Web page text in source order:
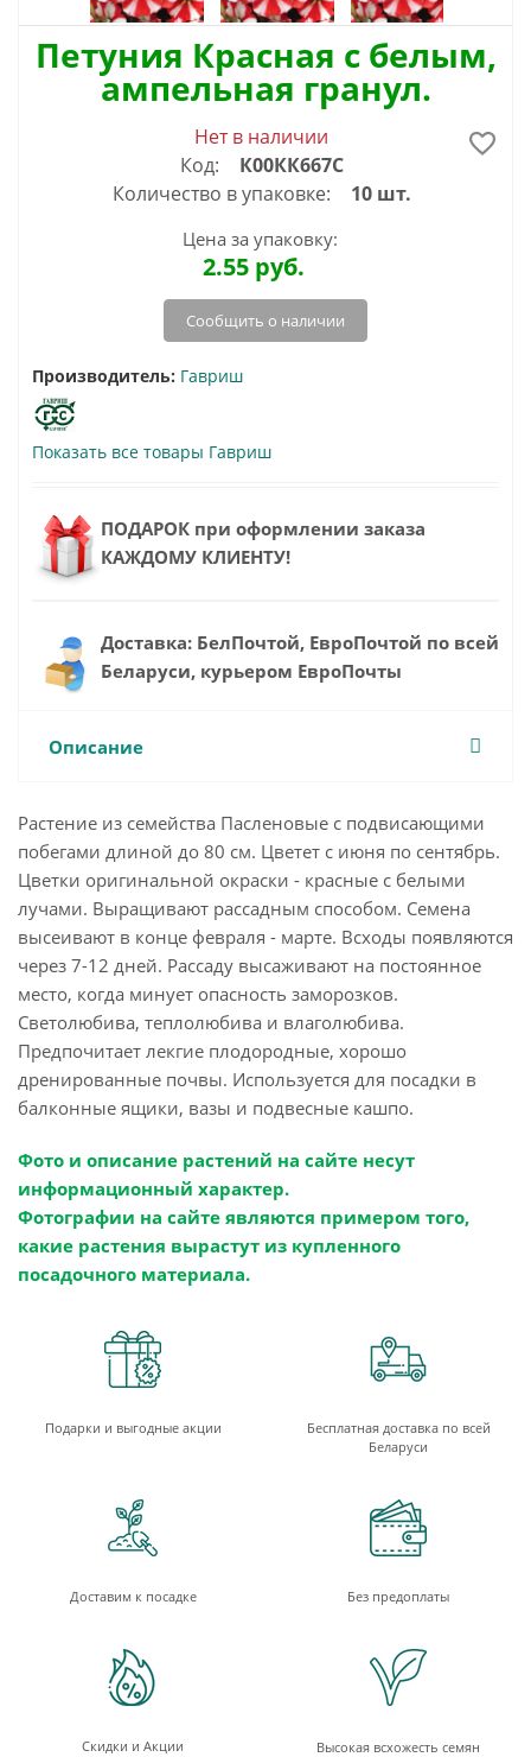
Петуния Красная с белым,
ампельная гранул.
Нет в наличии
Код:
К00КК667С
Количество в упаковке:
10 шт.
Цена за упаковку:
2.55 руб.
Сообщить о наличии
Производитель: Гавриш
Показать все товары Гавриш
ПОДАРОК при оформлении заказа
КАЖДОМУ КЛИЕНТУ!
Доставка: БелПочтой, ЕвроПочтой по всей
Беларуси, курьером ЕвроПочты
Описание
Растение из семейства Пасленовые с подвисающими
побегами длиной до 80 см. Цветет с июня по сентябрь.
Цветки оригинальной окраски - красные с белыми
лучами. Выращивают рассадным способом. Семена
высеивают в конце февраля - марте. Всходы появляются
через 7-12 дней. Рассаду высаживают на постоянное
место, когда минует опасность заморозков.
Светолюбива, теплолюбива и влаголюбива.
Предпочитает лекгие плодородные, хорошо
дренированные почвы. Используется для посадки в
балконные ящики, вазы и подвесные кашпо.
Фото и описание растений на сайте несут
информационный характер.
Фотографии на сайте являются примером того,
какие растения вырастут из купленного
посадочного материала.
Подарки и выгодные акции
Бесплатная доставка по всей
Беларуси
Доставим к посадке Без предоплаты
Скидки и Акции Высокая всхожесть семян